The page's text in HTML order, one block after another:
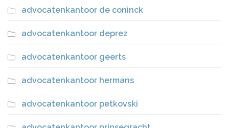
advocatenkantoor de coninck
advocatenkantoor deprez
advocatenkantoor geerts
advocatenkantoor hermans
advocatenkantoor petkovski